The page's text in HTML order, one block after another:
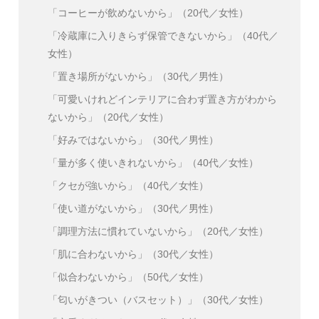
「コーヒーが飲めないから」（20代／女性）
「冷蔵庫に入りきらず保管できないから」（40代／
女性）
「置き場所がないから」（30代／男性）
「可愛いけれどインテリアに合わず置き方がわから
ないから」（20代／女性）
「好みではないから」（30代／男性）
「量が多く使いきれないから」（40代／女性）
「クセが強いから」（40代／女性）
「使い道がないから」（30代／男性）
「調理方法に慣れていないから」（20代／女性）
「肌に合わないから」（30代／女性）
「似合わないから」（50代／女性）
「匂いがきつい（バスセット）」（30代／女性）